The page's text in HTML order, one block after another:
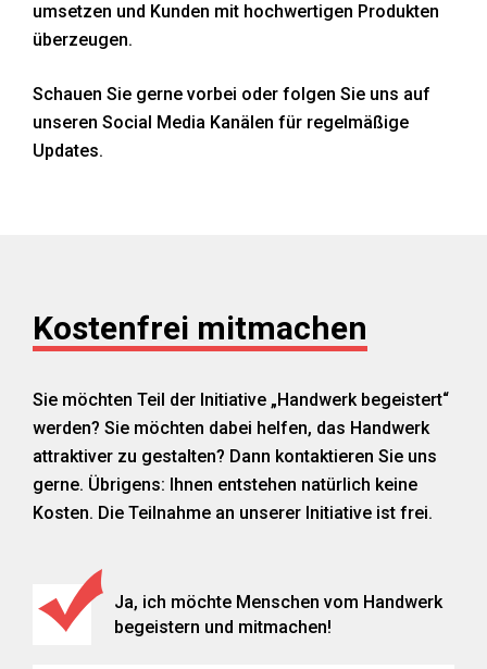
umsetzen und Kunden mit hochwertigen Produkten
überzeugen.
Schauen Sie gerne vorbei oder folgen Sie uns auf
unseren Social Media Kanälen für regelmäßige
Updates.
Kostenfrei mitmachen
Sie möchten Teil der Initiative „Handwerk begeistert“
werden? Sie möchten dabei helfen, das Handwerk
attraktiver zu gestalten? Dann kontaktieren Sie uns
gerne. Übrigens: Ihnen entstehen natürlich keine
Kosten. Die Teilnahme an unserer Initiative ist frei.
Ja, ich möchte Menschen vom Handwerk
begeistern und mitmachen!